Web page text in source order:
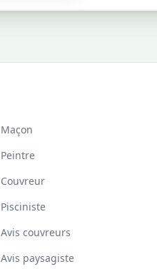
Maçon
Peintre
Couvreur
Pisciniste
Avis couvreurs
Avis paysagiste